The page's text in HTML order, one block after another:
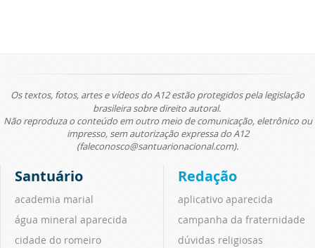
Os textos, fotos, artes e vídeos do A12 estão protegidos pela legislação
brasileira sobre direito autoral.
Não reproduza o conteúdo em outro meio de comunicação, eletrônico ou
impresso, sem autorização expressa do A12
(faleconosco@santuarionacional.com).
Santuário
academia marial
água mineral aparecida
cidade do romeiro
Redação
aplicativo aparecida
campanha da fraternidade
dúvidas religiosas